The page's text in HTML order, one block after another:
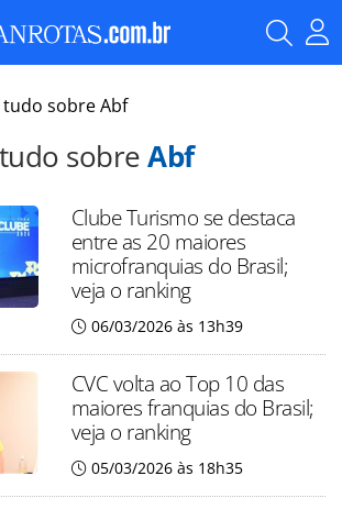
tudo sobre Abf
sobreAbf
Clube Turismo se destaca
entre as 20 maiores
microfranquias do Brasil;
veja o ranking
06/03/2026 às 13h39
CVC volta ao Top 10 das
maiores franquias do Brasil;
veja o ranking
05/03/2026 às 18h35